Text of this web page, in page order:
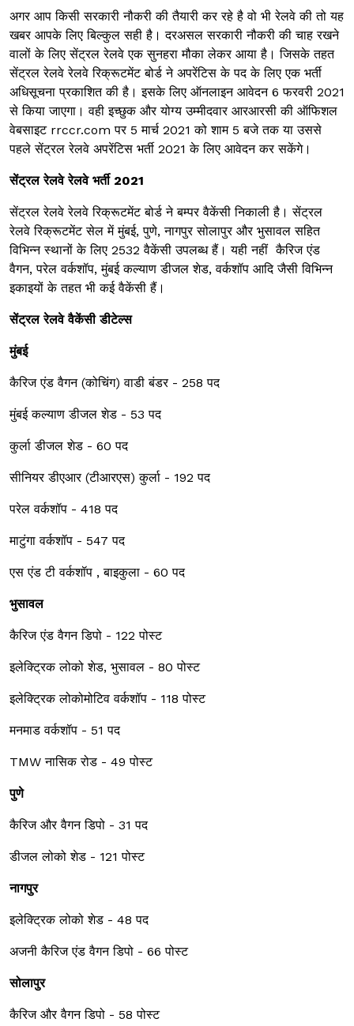
अगर आप किसी सरकारी नौकरी की तैयारी कर रहे है वो भी रेलवे की तो यह
खबर आपके लिए बिल्कुल सही है। दरअसल सरकारी नौकरी की चाह रखने
वालों के लिए सेंट्रल रेलवे एक सुनहरा मौका लेकर आया है। जिसके तहत
सेंट्रल रेलवे रेलवे रिक्रूटमेंट बोर्ड ने अपरेंटिस के पद के लिए एक भर्ती
अधिसूचना प्रकाशित की है। इसके लिए ऑनलाइन आवेदन 6 फरवरी 2021
से किया जाएगा। वही इच्छुक और योग्य उम्मीदवार आरआरसी की ऑफिशल
वेबसाइट rrccr.com पर 5 मार्च 2021 को शाम 5 बजे तक या उससे
पहले सेंट्रल रेलवे अपरेंटिस भर्ती 2021 के लिए आवेदन कर सकेंगे।
सेंट्रल रेलवे रेलवे भर्ती 2021
सेंट्रल रेलवे रेलवे रिक्रूटमेंट बोर्ड ने बम्पर वैकेंसी निकाली है। सेंट्रल
रेलवे रिक्रूटमेंट सेल में मुंबई, पुणे, नागपुर सोलापुर और भुसावल सहित
विभिन्न स्थानों के लिए 2532 वैकेंसी उपलब्ध हैं। यही नहीं कैरिज एंड
वैगन, परेल वर्कशॉप, मुंबई कल्याण डीजल शेड, वर्कशॉप आदि जैसी विभिन्न
इकाइयों के तहत भी कई वैकेंसी हैं।
सेंट्रल रेलवे वैकेंसी डीटेल्स
मुंबई
कैरिज एंड वैगन (कोचिंग) वाडी बंडर - 258 पद
मुंबई कल्याण डीजल शेड - 53 पद
कुर्ला डीजल शेड - 60 पद
सीनियर डीएआर (टीआरएस) कुर्ला - 192 पद
परेल वर्कशॉप - 418 पद
माटुंगा वर्कशॉप - 547 पद
एस एंड टी वर्कशॉप , बाइकुला - 60 पद
भुसावल
कैरिज एंड वैगन डिपो - 122 पोस्ट
इलेक्ट्रिक लोको शेड, भुसावल - 80 पोस्ट
इलेक्ट्रिक लोकोमोटिव वर्कशॉप - 118 पोस्ट
मनमाड वर्कशॉप - 51 पद
TMW नासिक रोड - 49 पोस्ट
पुणे
कैरिज और वैगन डिपो - 31 पद
डीजल लोको शेड - 121 पोस्ट
नागपुर
इलेक्ट्रिक लोको शेड - 48 पद
अजनी कैरिज एंड वैगन डिपो - 66 पोस्ट
सोलापुर
कैरिज और वैगन डिपो - 58 पोस्ट